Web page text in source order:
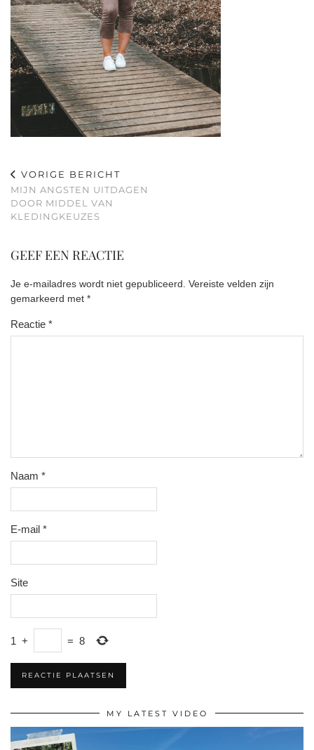
VORIGE BERICHT
MIJN ANGSTEN UITDAGEN
DOOR MIDDEL VAN
KLEDINGKEUZES
GEEF EEN REACTIE
Je e-mailadres wordt niet gepubliceerd. Vereiste velden zijn
gemarkeerd met *
Reactie *
Naam *
E-mail *
Site
1 + = 8
MY LATEST VIDEO